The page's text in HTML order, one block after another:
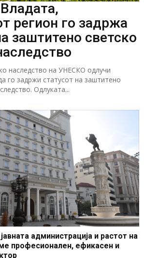
регион го задржа
заштитено светско
наследство на УНЕСКО одлучи
го задржи статусот на заштитено
Одлуката...
администрација и растот на
професионален, ефикасен и